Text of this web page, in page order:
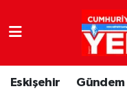
Eskişehir Gündem
Nöbetçi
Hava Durumu